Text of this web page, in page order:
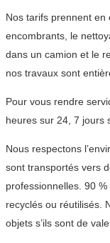
Nos tarifs prennent
encombrants, le
dans un camion et le
nos travaux sont
Pour vous rendre
heures sur 24, 7 jours
Nous respectons
sont transportés vers
professionnelles. 90
recyclés ou réutilisés.
objets s’ils sont de